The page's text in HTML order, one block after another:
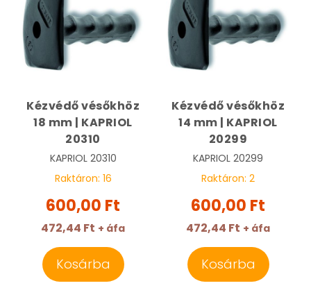
Kézvédő vésőkhöz
18 mm | KAPRIOL
20310
KAPRIOL 20310
Raktáron: 16
600,00 Ft
472,44 Ft + áfa
Kosárba
Kézvédő vésőkhöz
14 mm | KAPRIOL
20299
KAPRIOL 20299
Raktáron: 2
600,00 Ft
472,44 Ft + áfa
Kosárba